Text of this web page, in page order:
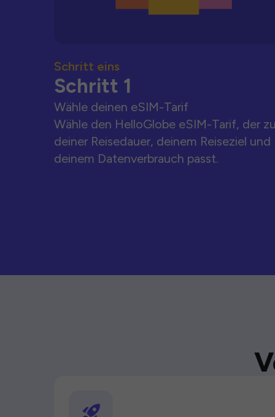
Schritt eins
Schritt 1
Wähle deinen eSIM-Tarif
Wähle den HelloGlobe eSIM-Tarif, der
deiner Reisedauer, deinem Reiseziel und
deinem Datenverbrauch passt.